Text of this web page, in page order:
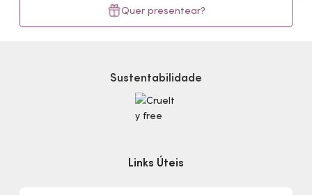
Quer presentear?
Sustentabilidade
Links Úteis